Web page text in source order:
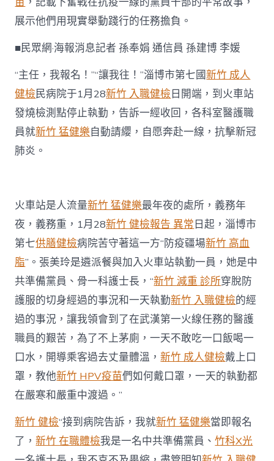
展示他們用現實舉動踐行的任務擔負。
■民眾網·海報消息記者 孫奉娟 通信員 孫建博 李媛
“主任，我報名！”“讓我往！”淄博市第七國新竹 成人
健檢民病院于1月28新竹 入職健檢日開端，到火車站
發燒檢測點停止執勤，告訴一經收回，各科室醫護職
員就新竹 猛健樂自動請纓，自愿奔赴一線，抗擊新冠
肺炎。
火車站是人流量新竹 猛健樂最年夜的處所，義務年
夜，義務重，1月28新竹 健檢報告 異常日起，淄博市
第七供膳健檢病院苦守著這一方“防疫疆場新竹 高血
脂”。張美玲是遴派餐與加入火車站執勤一員，她是中
共準備黨員、骨一科護士長，“新竹 減重 診所穿脫防
護服的切身經過的事況和一天執勤新竹 入職健檢的經
過的事況，讓我領會到了在武漢第一火線任務的醫護
職員的艱苦，為了不上茅廁，一天不敢吃一口飯喝一
口水，開導乘客過去丈量體溫，新竹 成人健檢戴上口
罩，教他新竹 HPV疫苗們如何戴口罩，一天的執勤都
在嚴寒和嚴重中渡過。”
新竹 健檢“接到病院告訴，我就新竹 猛健樂當即報名
了，新竹 在職體檢我是一名中共準備黨員、竹科X光